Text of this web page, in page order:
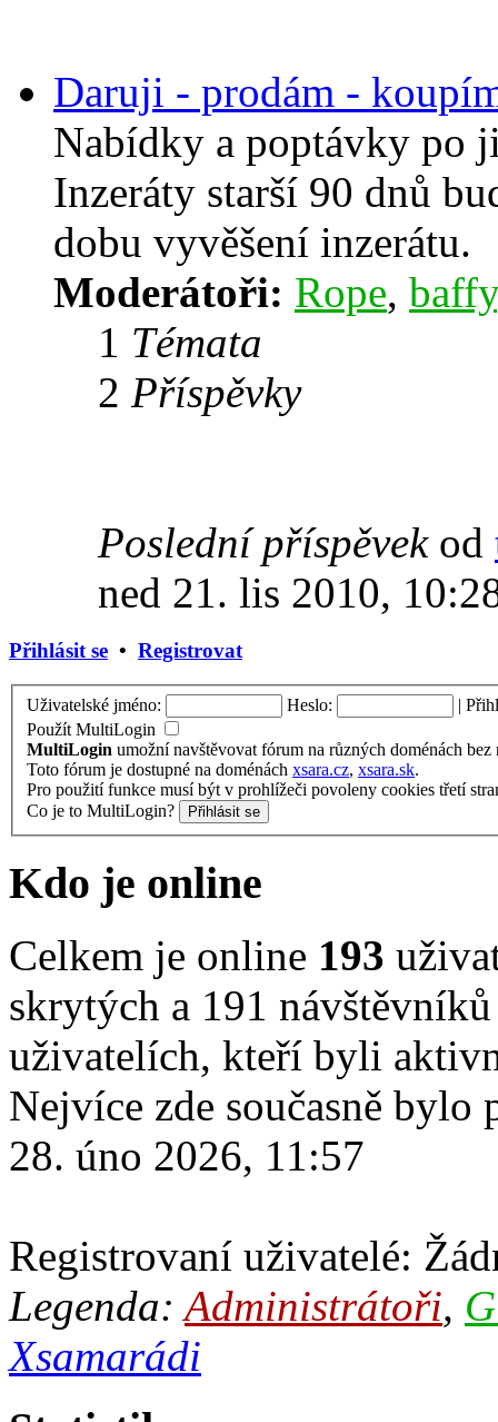
Daruji - prodám -
Nabídky a poptávky po
Inzeráty starší 90 dnů
dobu vyvěšení inzerátu.
Moderátoři: Rope, baffy
1 Témata
2 Příspěvky
Poslední příspěvekod
ned 21. lis 2010,
Přihlásit se • Registrovat
Uživatelské jméno: Heslo: |
Použít MultiLogin
MultiLogin umožní navštěvovat fórum na různých doménách
Toto fórum je dostupné na doménách xsara.cz, xsara.sk.
Pro použití funkce musí být v prohlížeči povoleny cookies třetí
Co je to MultiLogin?
Kdo je online
Celkem je online 193
skrytých a 191
uživatelích, kteří byli
Nejvíce zde současně
28. úno 2026, 11:57
Registrovaní uživatelé:
Legenda:Administrátoři,
Xsamarádi